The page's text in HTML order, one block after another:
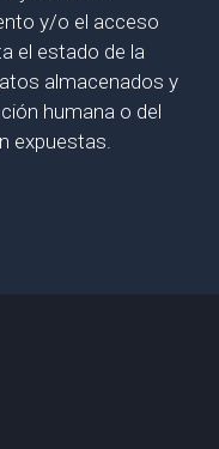
y/o el acceso
el estado de la
almacenados y
humana o del
expuestas.